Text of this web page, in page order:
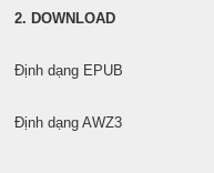
2. DOWNLOAD
Định dạng EPUB
Định dạng AWZ3